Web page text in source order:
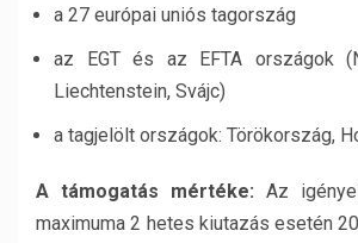
a 27 európai uniós tagország
az EGT és az EFTA országok
Liechtenstein, Svájc)
a tagjelölt országok: Törökország,
A támogatás mértéke: Az
maximuma 2 hetes kiutazás esetén